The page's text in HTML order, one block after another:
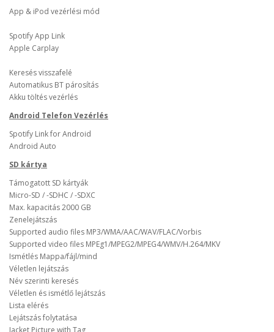
App & iPod vezérlési mód
Spotify App Link
Apple Carplay
Keresés visszafelé
Automatikus BT párosítás
Akku töltés vezérlés
Android Telefon Vezérlés
Spotify Link for Android
Android Auto
SD kártya
Támogatott SD kártyák
Micro-SD / -SDHC / -SDXC
Max. kapacitás 2000 GB
Zenelejátszás
Supported audio files MP3/WMA/AAC/WAV/FLAC/Vorbis
Supported video files MPEg1/MPEG2/MPEG4/WMV/H.264/MKV
Ismétlés Mappa/fájl/mind
Véletlen lejátszás
Név szerinti keresés
Véletlen és ismétlő lejátszás
Lista elérés
Lejátszás folytatása